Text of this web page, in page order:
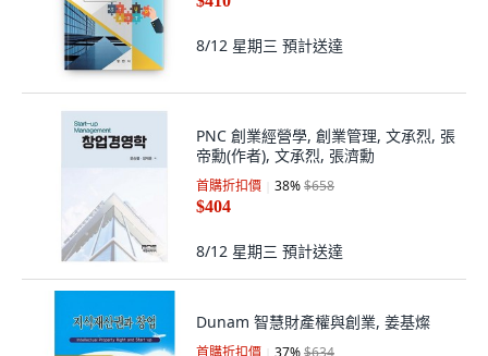
8/12 星期三 預計送達
PNC 創業經營學, 創業管理, 文承烈, 張
帝勳(作者), 文承烈, 張濟勳
首購折扣價 38%$658
$404
8/12 星期三 預計送達
Dunam 智慧財產權與創業, 姜基燦
首購折扣價 37%$634